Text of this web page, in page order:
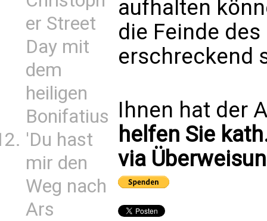
er Street
Day mit
dem
heiligen
Bonifatius
'Du hast
mir den
Weg nach
Ars
aufhalten
die Feinde
erschreckend
Ihnen hat der
helfen Sie
via